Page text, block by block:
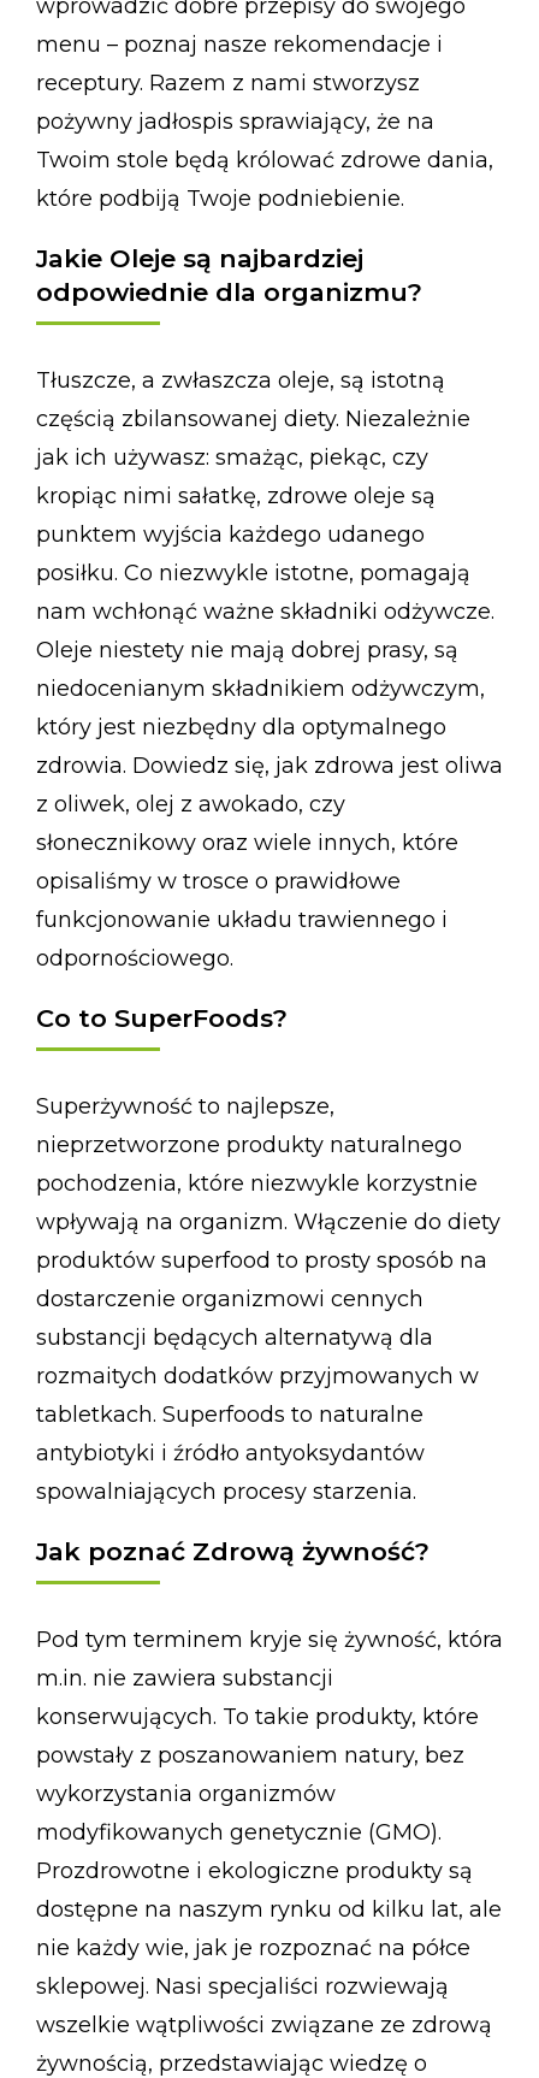
wprowadzić dobre przepisy do swojego
menu – poznaj nasze rekomendacje i
receptury. Razem z nami stworzysz
pożywny jadłospis sprawiający, że na
Twoim stole będą królować zdrowe dania,
które podbiją Twoje podniebienie.
Jakie Oleje są najbardziej
odpowiednie dla organizmu?
Tłuszcze, a zwłaszcza oleje, są istotną
częścią zbilansowanej diety. Niezależnie
jak ich używasz: smażąc, piekąc, czy
kropiąc nimi sałatkę, zdrowe oleje są
punktem wyjścia każdego udanego
posiłku. Co niezwykle istotne, pomagają
nam wchłonąć ważne składniki odżywcze.
Oleje niestety nie mają dobrej prasy, są
niedocenianym składnikiem odżywczym,
który jest niezbędny dla optymalnego
zdrowia. Dowiedz się, jak zdrowa jest oliwa
z oliwek, olej z awokado, czy
słonecznikowy oraz wiele innych, które
opisaliśmy w trosce o prawidłowe
funkcjonowanie układu trawiennego i
odpornościowego.
Co to SuperFoods?
Superżywność to najlepsze,
nieprzetworzone produkty naturalnego
pochodzenia, które niezwykle korzystnie
wpływają na organizm. Włączenie do diety
produktów superfood to prosty sposób na
dostarczenie organizmowi cennych
substancji będących alternatywą dla
rozmaitych dodatków przyjmowanych w
tabletkach. Superfoods to naturalne
antybiotyki i źródło antyoksydantów
spowalniających procesy starzenia.
Jak poznać Zdrową żywność?
Pod tym terminem kryje się żywność, która
m.in. nie zawiera substancji
konserwujących. To takie produkty, które
powstały z poszanowaniem natury, bez
wykorzystania organizmów
modyfikowanych genetycznie (GMO).
Prozdrowotne i ekologiczne produkty są
dostępne na naszym rynku od kilku lat, ale
nie każdy wie, jak je rozpoznać na półce
sklepowej. Nasi specjaliści rozwiewają
wszelkie wątpliwości związane ze zdrową
żywnością, przedstawiając wiedzę o